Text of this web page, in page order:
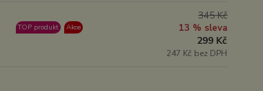
TOP produkt Akce
345 Kč
13 % sleva
299 Kč
247 Kč bez DPH